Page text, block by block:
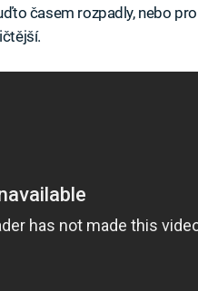
časem rozpadly, nebo